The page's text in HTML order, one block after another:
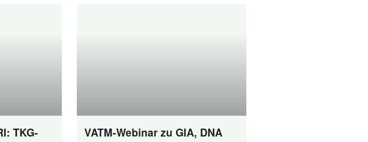
TKG-
VATM-Webinar zu GIA, DNA